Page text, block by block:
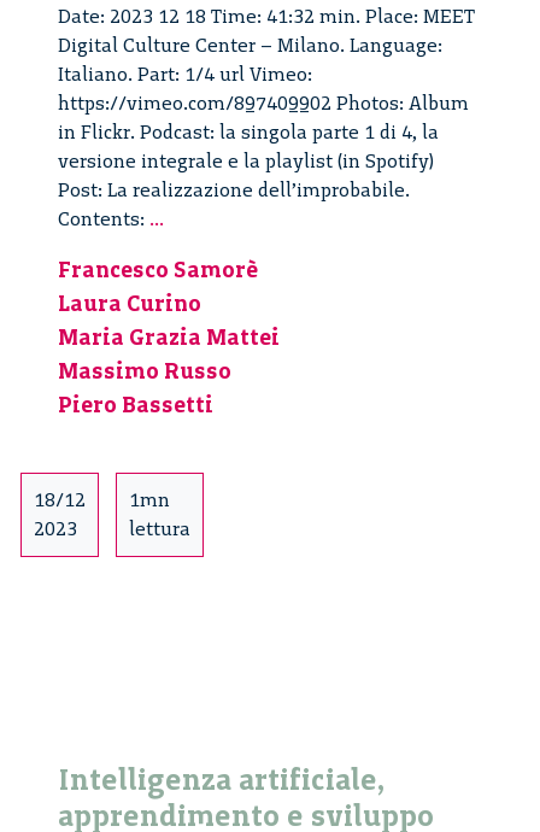
Date: 2023 12 18 Time: 41:32 min. Place: MEET
Digital Culture Center – Milano. Language:
Italiano. Part: 1/4 url Vimeo:
https://vimeo.com/897409902 Photos: Album
in Flickr. Podcast: la singola parte 1 di 4, la
versione integrale e la playlist (in Spotify)
Post: La realizzazione dell’improbabile.
Contents: ...
dell’improbabile
–
1/4
Francesco Samorè
Laura Curino
Maria Grazia Mattei
Massimo Russo
Piero Bassetti
18/12
2023
1mn
lettura
Intelligenza artificiale,
apprendimento e sviluppo